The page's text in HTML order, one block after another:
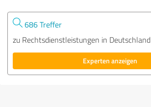
686 Treffer
zu Rechtsdienstleistungen in Deutschland
Experten anzeigen